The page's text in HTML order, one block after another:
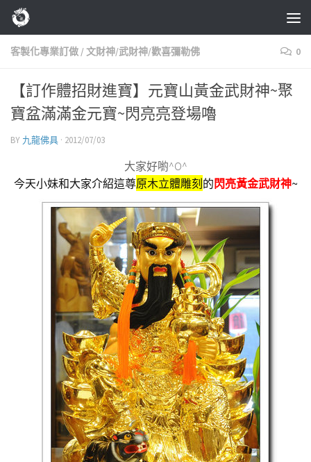
Skip to content
客製化專業訂做 /文財神/武財神/歡喜彌勒佛 0
【訂作體招財進寶】元寶山黃金武財神~聚
寶盆滿滿金元寶~閃亮亮登場嚕
BY 九龍佛具 · 2012/07/03
大家好喲^O^
今天小妹和大家介紹這尊原木立體雕刻的 閃亮黃金武財神~